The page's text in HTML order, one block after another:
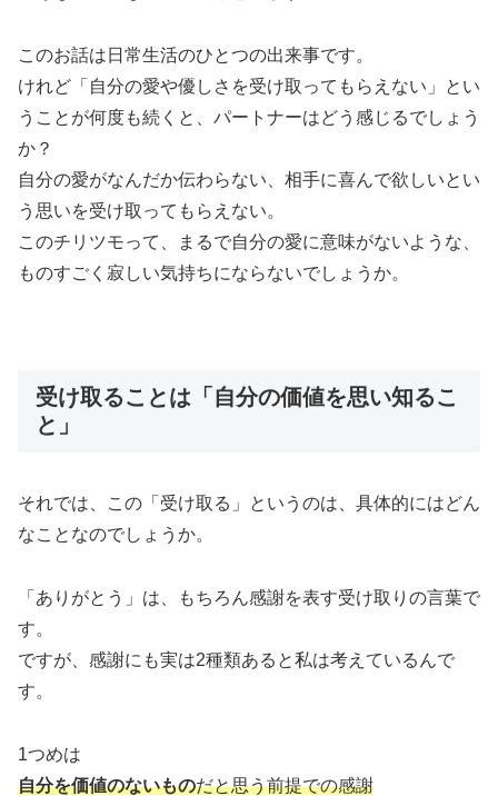
このお話は日常生活のひとつの出来事です。
けれど「自分の愛や優しさを受け取ってもらえない」とい
うことが何度も続くと、パートナーはどう感じるでしょう
か？
自分の愛がなんだか伝わらない、相手に喜んで欲しいとい
う思いを受け取ってもらえない。
このチリツモって、まるで自分の愛に意味がないような、
ものすごく寂しい気持ちにならないでしょうか。
受け取ることは「自分の価値を思い知るこ
と」
それでは、この「受け取る」というのは、具体的にはどん
なことなのでしょうか。
「ありがとう」は、もちろん感謝を表す受け取りの言葉で
す。
ですが、感謝にも実は2種類あると私は考えているんで
す。
1つめは
自分を価値のないものだと思う前提での感謝